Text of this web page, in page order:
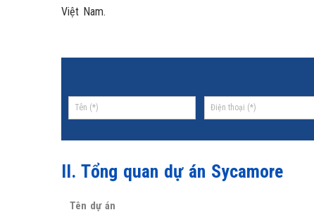
Việt Nam.
II. Tổng quan dự án Sycamore
Tên dự án